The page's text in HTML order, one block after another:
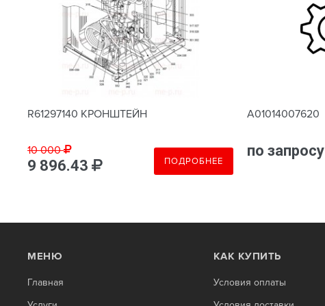
R61297140 КРОНШТЕЙН
10 000
9 896.43 ПОДРОБНЕЕ
A01014007620
по запросу
МЕНЮ
Главная
КАК КУПИТЬ
Условия оплаты